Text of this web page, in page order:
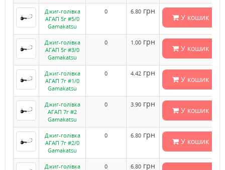
Джиг-голівка
АГАП 5г #5/0
Gamakatsu
0 6.80 грн
У кошик
Джиг-голівка
АГАП 5г #3/0
Gamakatsu
0 1.00 грн
У кошик
Джиг-голівка
АГАП 7г #1/0
Gamakatsu
0 4.42 грн
У кошик
Джиг-голівка
АГАП 7г #2
Gamakatsu
0 3.90 грн
У кошик
Джиг-голівка
АГАП 7г #2/0
Gamakatsu
0 6.80 грн
У кошик
Джиг-голівка 0 6.80 грн